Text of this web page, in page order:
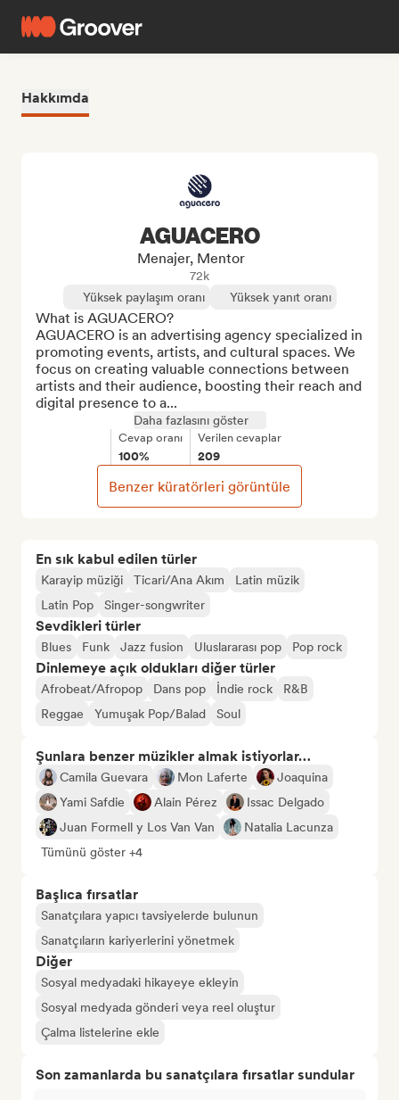
Hakkımda
En sık kabul edilen türler
Karayip müziği Ticari/Ana Akım
Latin müzik
Latin Pop
Singer-songwriter
Sevdikleri türler
Blues Funk Jazz fusion Uluslararası pop Pop rock
Dinlemeye açık oldukları diğer türler
Afrobeat/Afropop Dans pop İndie rock
R&B
Reggae
Yumuşak Pop/Balad Soul
Şunlara benzer müzikler almak istiyorlar…
Camila Guevara Mon Laferte
Joaquina
Yami Safdie
Alain Pérez
Issac Delgado
Juan Formell y Los Van Van
Natalia Lacunza
Tümünü göster +4
Başlıca fırsatlar
Sanatçılara yapıcı tavsiyelerde bulunun
Sanatçıların kariyerlerini yönetmek
Diğer
Sosyal medyadaki hikayeye ekleyin
Sosyal medyada gönderi veya reel oluştur
Çalma listelerine ekle
Son zamanlarda bu sanatçılara fırsatlar sundular
AGUACERO
Menajer, Mentor
72k
Yüksek paylaşım oranı
Yüksek yanıt oranı
What is AGUACERO?
AGUACERO is an advertising agency specialized in
promoting events, artists, and cultural spaces. We
focus on creating valuable connections between
artists and their audience, boosting their reach and
digital presence to a...
Daha fazlasını göster
Cevap oranı
100%
Verilen cevaplar
209
Benzer küratörleri görüntüle